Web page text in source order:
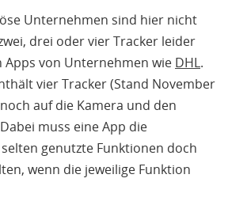
Unternehmen sind hier nicht
drei oder vier Tracker leider
Apps von Unternehmen wie DHL.
vier Tracker (Stand November
auf die Kamera und den
muss eine App die
genutzte Funktionen doch
wenn die jeweilige Funktion